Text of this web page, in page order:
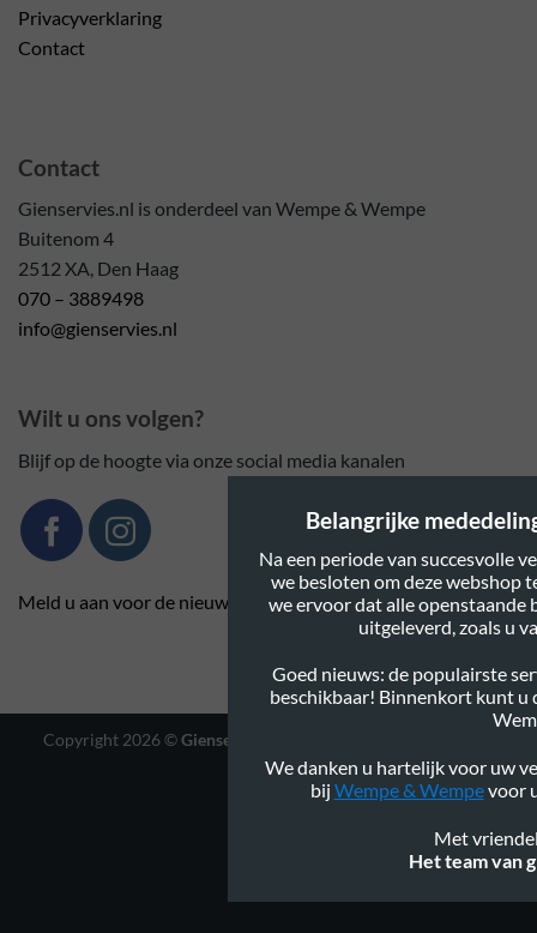
Privacyverklaring
Contact
Contact
Gienservies.nl is onderdeel van Wempe & Wempe
Buitenom 4
2512 XA, Den Haag
070 – 3889498
info@gienservies.nl
Wilt u ons volgen?
Blijf op de hoogte via onze social media kanalen
Meld u aan voor de nieuwsbrief
Copyright 2026 ©Gienservies.nl
Design
Belangrijke
Na een periode van succesvolle
we besloten om deze webshop
we ervoor dat alle openstaande
uitgeleverd, zoals u
Goed nieuws: de populairste
beschikbaar! Binnenkort kunt u
We danken u hartelijk voor uw
bij Wempe & Wempevoor
Met
Het team van